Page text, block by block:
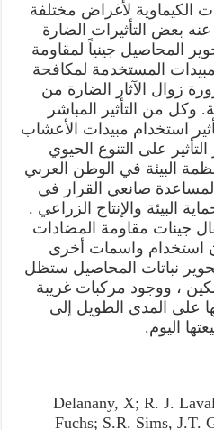
الكيماوية لأغراض مختلفة
بعض التأثيرات الضارة
المحاصيل جينياً لمقاومة
المستخدمة لمكافحة
زوال الآثار الضارة من
وكل من التأثير المباشر
استخدام مبيدات الأعشاب
على التنوع الحيوي
البيئة في الوطن العربي
لمساعدة صانعي القرار في
البيئة والإنتاج الزراعي .
جينات مقاومة المضادات
10 -11 , إلا أن استخدام واسمات أخرى
نباتات المحاصيل ستظل
، ووجود مركبات غريبة
على المدى الطويل إلى
اليوم.
– Delanany, X; R. J.
Fuchs; S.R. Sims, J.T.